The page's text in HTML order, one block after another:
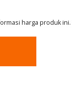
harga produk ini.